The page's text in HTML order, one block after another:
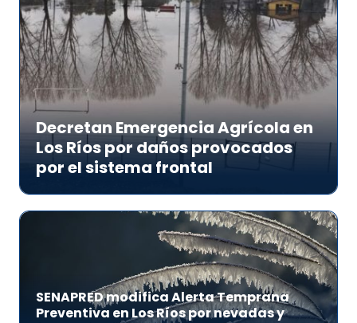
Decretan Emergencia Agrícola en
Los Ríos por daños provocados
por el sistema frontal
SENAPRED modifica Alerta Temprana
Preventiva en Los Ríos por nevadas y